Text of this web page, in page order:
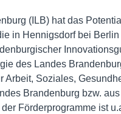
(ILB) hat das
in Hennigsdorf bei
des Landes
Arbeit, Soziales,
Brandenburg bzw.
Förderprogramme ist